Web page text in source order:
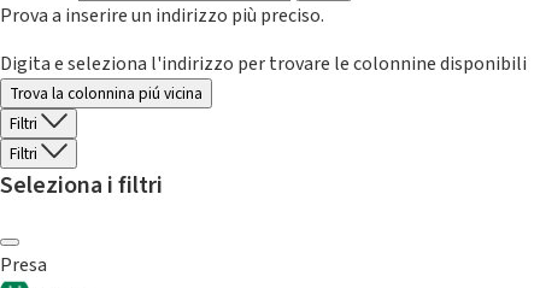
Prova a inserire un indirizzo più preciso.
Digita e seleziona l'indirizzo per trovare le colonnine disponibili
Trova la colonnina piú vicina
Filtri
Filtri
Seleziona i filtri
Presa